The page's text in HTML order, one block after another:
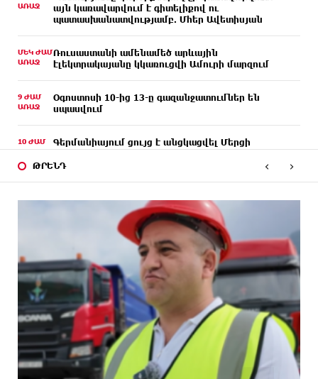
ԱՌԱՋ
այն կառավարվում է գիտելիքով ու
պատասխանատվությամբ. Մհեր Ավետիսյան
ՄԵԿ ԺԱՄ
ԱՌԱՋ
Ռուսաստանի ամենամեծ արևային
էլեկտրակայանը կկառուցվի Ամուրի մարզում
9 ԺԱՄ
ԱՌԱՋ
Օգոստոսի 10-ից 13-ը գազանջատումներ են
սպասվում
10 ԺԱՄ
ԱՌԱՋ
Գերմանիայում ցույց է անցկացվել Մերցի
կառավարության դեմ
23-ամյա ուսանողի մշակած հավելվածը
հարավկորեական App Store-ում շրջանցել է
նույնիսկ Google Maps-ը
11 ԺԱՄ
ԱՌԱՋ
Ռուսաստանի տարածքում ոչնչացվել է
ուկրաինական 360 անօդաչու թռչող սարք
11 ԺԱՄ
ԱՌԱՋ
Օգոստոսի 10-ին, 11-ին, 12-ին, 13-ին, 14-ին, 17-
ին, 18-ին և 20-ին հարյուրավոր հասցեներում
լույս չի լինելու
ԹՐԵՆԴ ‹ ›